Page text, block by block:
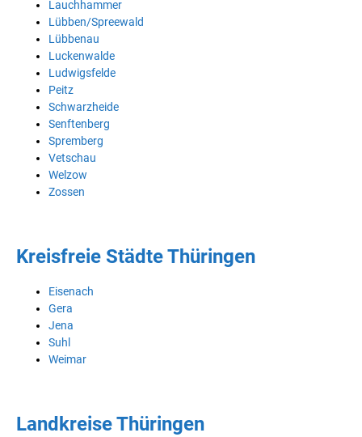
Lauchhammer
Lübben/Spreewald
Lübbenau
Luckenwalde
Ludwigsfelde
Peitz
Schwarzheide
Senftenberg
Spremberg
Vetschau
Welzow
Zossen
Kreisfreie Städte Thüringen
Eisenach
Gera
Jena
Suhl
Weimar
Landkreise Thüringen